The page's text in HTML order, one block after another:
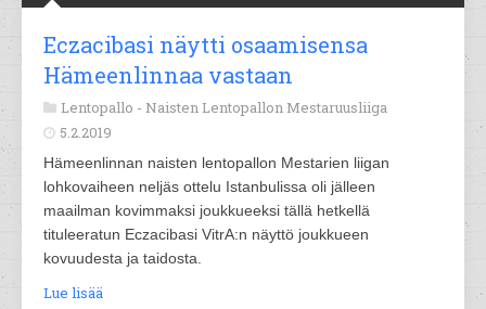
Eczacibasi näytti osaamisensa
Hämeenlinnaa vastaan
Lentopallo - Naisten Lentopallon Mestaruusliiga
5.2.2019
Hämeenlinnan naisten lentopallon Mestarien liigan
lohkovaiheen neljäs ottelu Istanbulissa oli jälleen
maailman kovimmaksi joukkueeksi tällä hetkellä
tituleeratun Eczacibasi VitrA:n näyttö joukkueen
kovuudesta ja taidosta.
Lue lisää